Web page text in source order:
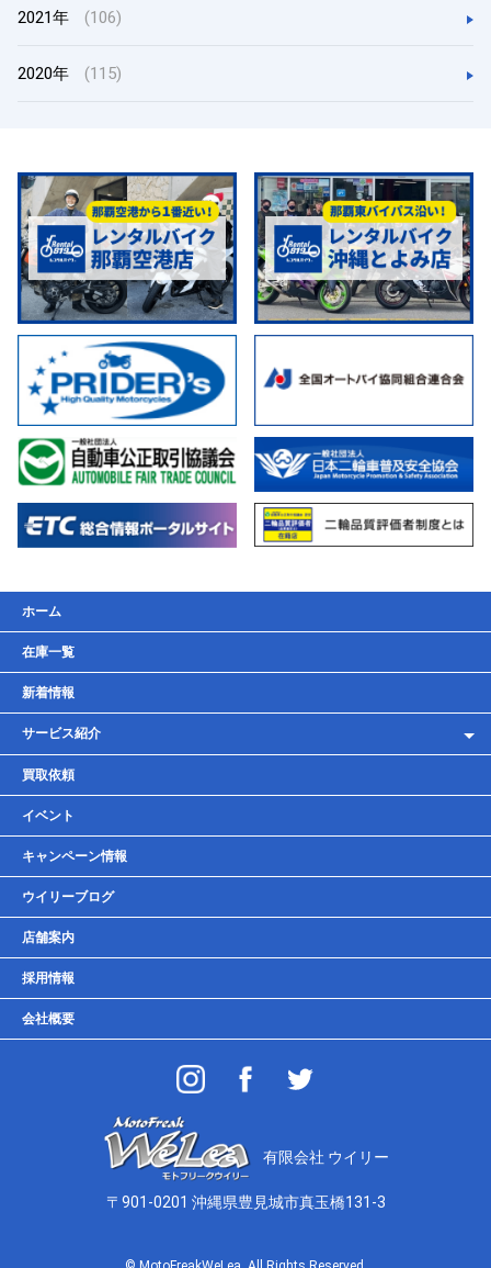
2021年 (106)
2020年 (115)
ホーム
在庫一覧
新着情報
サービス紹介
レンタルバイク
車検・点検・整備
貸しガレージ
買取依頼
イベント
キャンペーン情報
ウイリーブログ
店舗案内
採用情報
会社概要
有限会社 ウイリー
〒901-0201 沖縄県豊見城市真玉橋131-3